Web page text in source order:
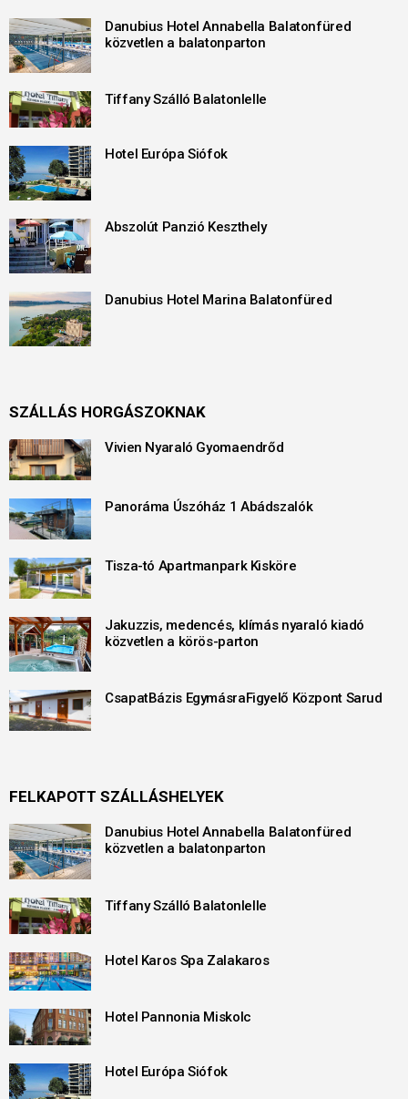
Danubius Hotel Annabella Balatonfüred
közvetlen a balatonparton
Tiffany Szálló Balatonlelle
Hotel Európa Siófok
Abszolút Panzió Keszthely
Danubius Hotel Marina Balatonfüred
SZÁLLÁS HORGÁSZOKNAK
Vivien Nyaraló Gyomaendrőd
Panoráma Úszóház 1 Abádszalók
Tisza-tó Apartmanpark Kisköre
Jakuzzis, medencés, klímás nyaraló kiadó
közvetlen a körös-parton
CsapatBázis EgymásraFigyelő Központ Sarud
FELKAPOTT SZÁLLÁSHELYEK
Danubius Hotel Annabella Balatonfüred
közvetlen a balatonparton
Tiffany Szálló Balatonlelle
Hotel Karos Spa Zalakaros
Hotel Pannonia Miskolc
Hotel Európa Siófok